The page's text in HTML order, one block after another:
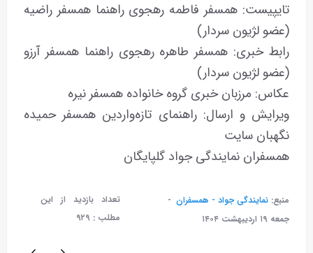
تایپیست: همسفر فاطمه رهجوی راهنما همسفر راضیه
(عضو لژیون سردار)
رابط خبری: همسفر طاهره رهجوی راهنما همسفر آرزو
(عضو لژیون سردار)
عکاس: مرزبان خبری گروه خانواده همسفر نیره
ویرایش و ارسال: راهنمای تازه‌واردین همسفر حمیده
نگهبان سایت
همسفران نمایندگی جواد گلپایگان
منبع: نمایندگی جواد - همسفران
جمعه ۱۹ ارديبهشت ۱۴۰۴
تعداد بازدید از این
مطلب :۹۲۹